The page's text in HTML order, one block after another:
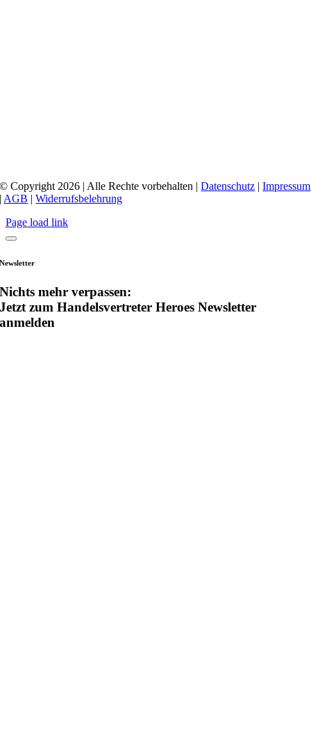
© Copyright 2026 | Alle Rechte vorbehalten |Datenschutz |Impressum
| AGB |Widerrufsbelehrung
Page load link
Newsletter
Nichts mehr verpassen:
Jetzt zum Handelsvertreter Heroes Newsletter
anmelden